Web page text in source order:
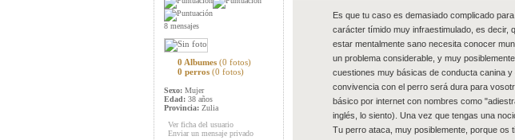
8 mensajes
0 Albumes (0 fotos)
0 perros (0 fotos)
Sexo: Mujer
Edad: 38 años
Provincia: Zulia
Ver ficha del usuario
Enviar un mensaje privado
Es que tu caso es demasiado complicado
carácter tímido muy infraestimulado, es decir,
estar mentalmente sano necesita conocer
un problema considerable, y muy
cuestiones muy básicas de conducta canina
convivencia con el perro será dura para
básico por internet con nombres como
inglés, lo siento). Una vez que tengas una
Tu perro ataca, muy posiblemente, porque os